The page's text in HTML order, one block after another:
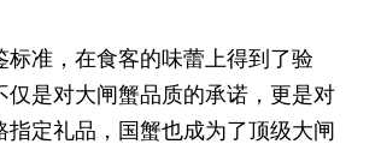
准，在食客的味蕾上得到了验
是对大闸蟹品质的承诺，更是对
定礼品，国蟹也成为了顶级大闸